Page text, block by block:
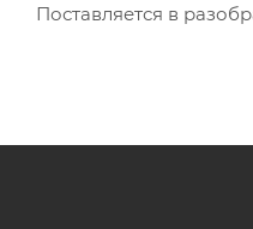
Поставляется в